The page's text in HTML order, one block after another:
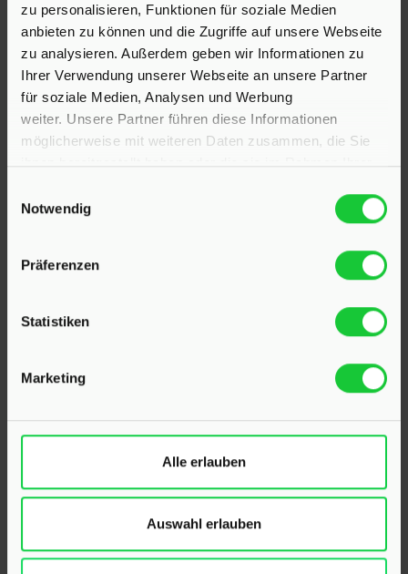
zu personalisieren, Funktionen für soziale Medien
anbieten zu können und die Zugriffe auf unsere Webseite
zu analysieren. Außerdem geben wir Informationen zu
Ihrer Verwendung unserer Webseite an unsere Partner
für soziale Medien, Analysen und Werbung
weiter. Unsere Partner führen diese Informationen
möglicherweise mit weiteren Daten zusammen, die Sie
Notwendig
Präferenzen
Statistiken
Marketing
Alle erlauben
Auswahl erlauben
23795 Klein Rönnau
Bollmoor 2
Telefon:04551 901690
24568 Kaltenkirchen
Immobilienmakler in Klein Rönnau
stehen wir Ihnen beim Verkauf und
bei der Vermietung Ihrer Immobilie zur Seite.
Mit umfassendem Fachwissen und lokaler Expertise
beraten wir Sie in allen Fragen rund um Ihr Haus oder
Ihre Wohnung in der Region Kaltenkirchen und Klein